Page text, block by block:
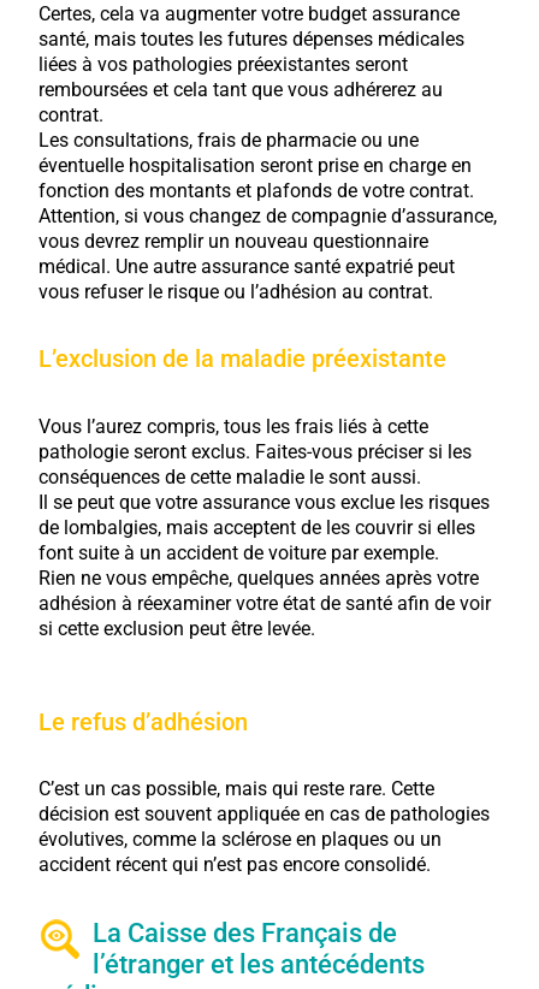
Certes, cela va augmenter votre budget assurance
santé, mais toutes les futures dépenses médicales
liées à vos pathologies préexistantes seront
remboursées et cela tant que vous adhérerez au
contrat.
Les consultations, frais de pharmacie ou une
éventuelle hospitalisation seront prise en charge en
fonction des montants et plafonds de votre contrat.
Attention, si vous changez de compagnie d’assurance,
vous devrez remplir un nouveau questionnaire
médical. Une autre assurance santé expatrié peut
vous refuser le risque ou l’adhésion au contrat.
L’exclusion de la maladie préexistante
Vous l’aurez compris, tous les frais liés à cette
pathologie seront exclus. Faites-vous préciser si les
conséquences de cette maladie le sont aussi.
Il se peut que votre assurance vous exclue les risques
de lombalgies, mais acceptent de les couvrir si elles
font suite à un accident de voiture par exemple.
Rien ne vous empêche, quelques années après votre
adhésion à réexaminer votre état de santé afin de voir
si cette exclusion peut être levée.
Le refus d’adhésion
C’est un cas possible, mais qui reste rare. Cette
décision est souvent appliquée en cas de pathologies
évolutives, comme la sclérose en plaques ou un
accident récent qui n’est pas encore consolidé.
La Caisse des Français de
l’étranger et les antécédents